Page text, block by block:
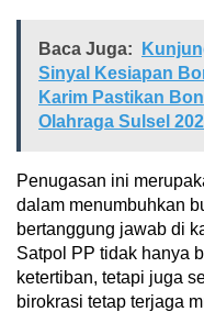
Baca Juga:
Sinyal Kesiapan
Karim Pastikan
Olahraga Sulsel
Penugasan ini
dalam menumbuhkan
bertanggung jawab di
Satpol PP tidak hanya
ketertiban, tetapi juga
birokrasi tetap terjaga